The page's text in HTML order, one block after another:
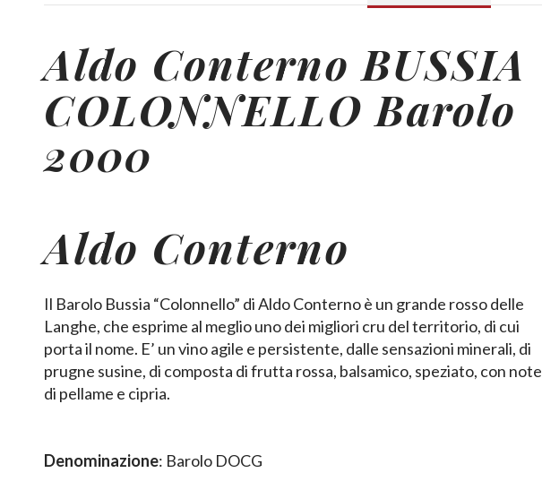
Aldo Conterno BUSSIA
COLONNELLOBarolo
2000
Aldo Conterno
Il Barolo Bussia “Colonnello” di Aldo Conterno è un grande rosso delle
Langhe, che esprime al meglio uno dei migliori cru del territorio, di cui
porta il nome. E’ un vino agile e persistente, dalle sensazioni minerali, di
prugne susine, di composta di frutta rossa, balsamico, speziato, con note
di pellame e cipria.
Denominazione: Barolo DOCG